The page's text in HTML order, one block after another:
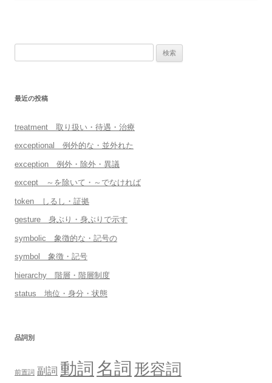
最近の投稿
treatment 取り扱い・待遇・治療
exceptional 例外的な・並外れた
exception 例外・除外・異議
except ～を除いて・～でなければ
token しるし・証拠
gesture 身ぶり・身ぶりで示す
symbolic 象徴的な・記号の
symbol 象徴・記号
hierarchy 階層・階層制度
status 地位・身分・状態
品詞別
前置詞 副詞 動詞 名詞 形容詞